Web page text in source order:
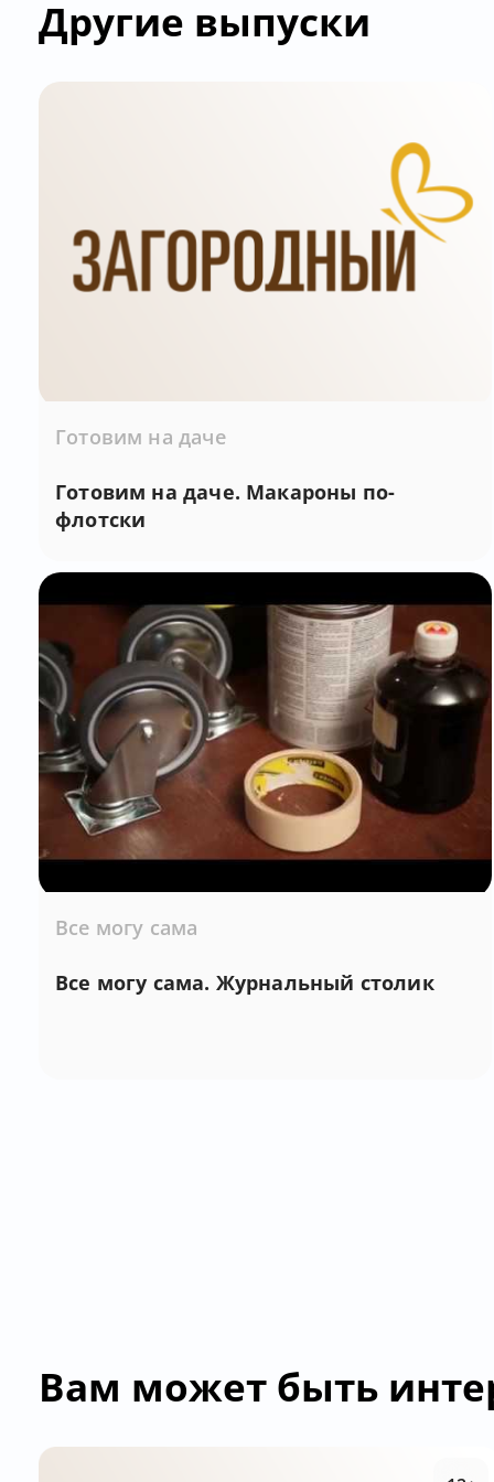
Другие выпуски
Готовим на даче
Готовим на даче. Макароны по-
флотски
Все могу сама
Все могу сама. Журнальный столик
Вам может быть